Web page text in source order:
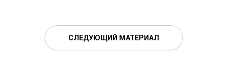
СЛЕДУЮЩИЙ МАТЕРИАЛ